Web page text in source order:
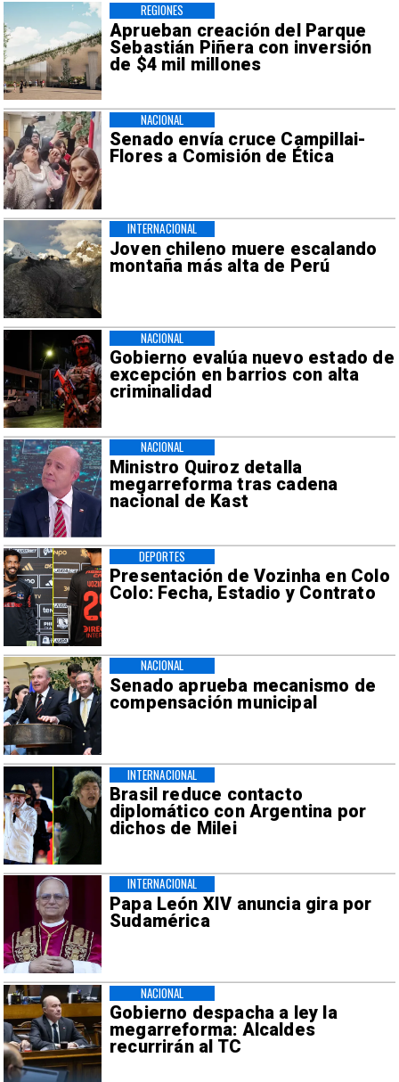
Aprueban creación del Parque
Sebastián Piñera con inversión
de $4 mil millones
REGIONES
Senado envía cruce Campillai-
Flores a Comisión de Ética
NACIONAL
Joven chileno muere escalando
montaña más alta de Perú
INTERNACIONAL
Gobierno evalúa nuevo estado de
excepción en barrios con alta
criminalidad
NACIONAL
Ministro Quiroz detalla
megarreforma tras cadena
nacional de Kast
NACIONAL
Presentación de Vozinha en Colo
Colo: Fecha, Estadio y Contrato
DEPORTES
Senado aprueba mecanismo de
compensación municipal
NACIONAL
Brasil reduce contacto
diplomático con Argentina por
dichos de Milei
INTERNACIONAL
Papa León XIV anuncia gira por
Sudamérica
INTERNACIONAL
Gobierno despacha a ley la
megarreforma: Alcaldes
recurrirán al TC
NACIONAL